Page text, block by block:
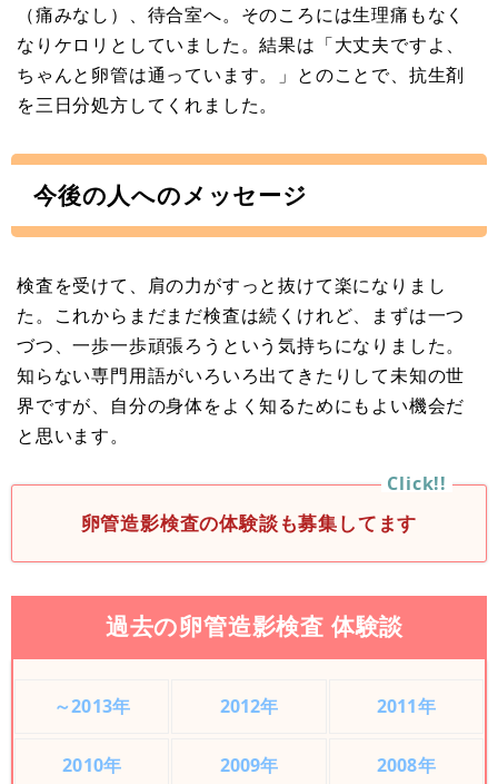
（痛みなし）、待合室へ。そのころには生理痛もなく
なりケロリとしていました。結果は「大丈夫ですよ、
ちゃんと卵管は通っています。」とのことで、抗生剤
を三日分処方してくれました。
今後の人へのメッセージ
検査を受けて、肩の力がすっと抜けて楽になりまし
た。これからまだまだ検査は続くけれど、まずは一つ
づつ、一歩一歩頑張ろうという気持ちになりました。
知らない専門用語がいろいろ出てきたりして未知の世
界ですが、自分の身体をよく知るためにもよい機会だ
と思います。
卵管造影検査の体験談も募集してます
過去の卵管造影検査 体験談
～2013年 2012年 2011年
2010年 2009年 2008年